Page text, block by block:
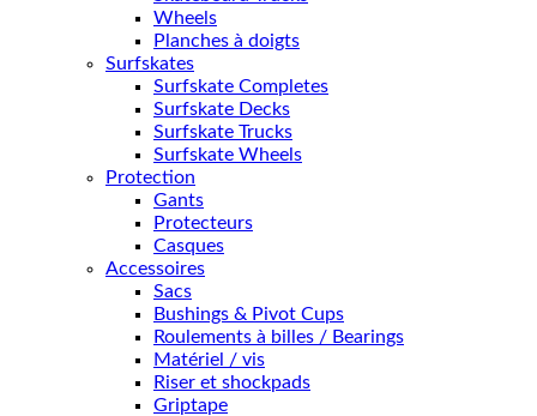
Wheels
Planches à doigts
Surfskates
Surfskate Completes
Surfskate Decks
Surfskate Trucks
Surfskate Wheels
Protection
Gants
Protecteurs
Casques
Accessoires
Sacs
Bushings & Pivot Cups
Roulements à billes / Bearings
Matériel / vis
Riser et shockpads
Griptape